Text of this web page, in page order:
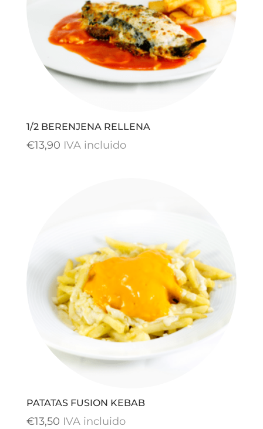
1/2 BERENJENA RELLENA
€13,90 IVA incluido
PATATAS FUSION KEBAB
€13,50 IVA incluido